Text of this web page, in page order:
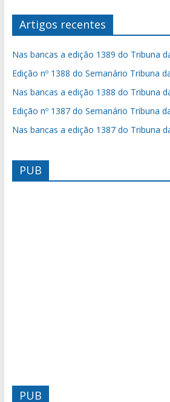
Artigos recentes
Nas bancas a edição 1389 do Tribuna
Edição nº 1388 do Semanário Tribuna
Nas bancas a edição 1388 do Tribuna
Edição nº 1387 do Semanário Tribuna
Nas bancas a edição 1387 do Tribuna
PUB
PUB